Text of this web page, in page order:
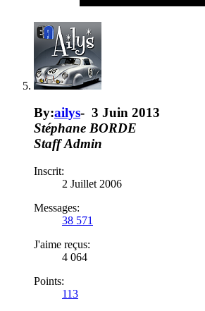
By:ailys- 3 Juin 2013
Stéphane BORDE
Staff Admin
Inscrit:
2 Juillet 2006
Messages:
38 571
J'aime reçus:
4 064
Points:
113